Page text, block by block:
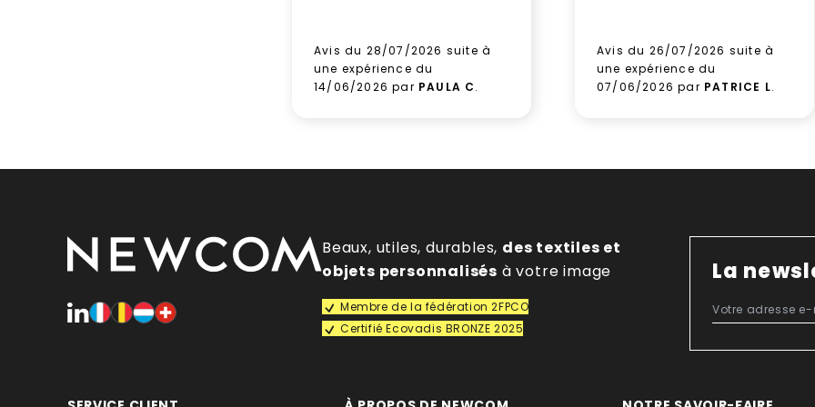
Avis du 28/07/2026 suite à
une expérience du
14/06/2026 par PAULA C.
Avis du 26/07/2026 suite à
une expérience du
07/06/2026 par PATRICE L.
Beaux, utiles, durables, des textiles et
objets personnalisés à votre image
Membre de la fédération 2FPCO
Certifié Ecovadis BRONZE 2025
La